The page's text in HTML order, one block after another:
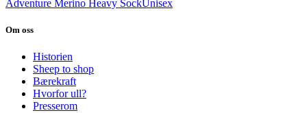
Adventure Merino Heavy SockUnisex
Om oss
Historien
Sheep to shop
Bærekraft
Hvorfor ull?
Presserom